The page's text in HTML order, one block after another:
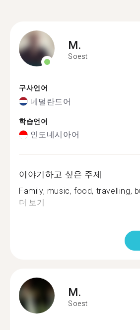
M.
Soest
구사언어
네덜란드어
학습언어
인도네시아어
이야기하고 싶은 주제
Family, music, food, travelling,
더 보기
M.
Soest